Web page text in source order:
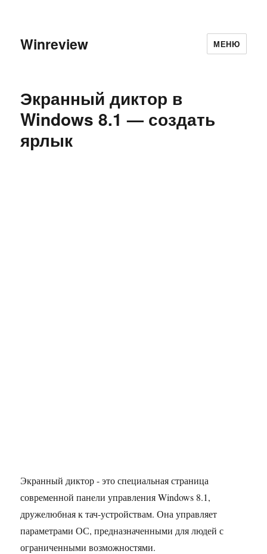
Winreview МЕНЮ
Экранный диктор в
Windows 8.1 — создать
ярлык
Экранный диктор - это специальная страница
современной панели управления Windows 8.1,
дружелюбная к тач-устройствам. Она управляет
параметрами ОС, предназначенными для людей с
ограниченными возможностями.